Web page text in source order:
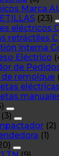
Marca
(23)
eléctricos
retráctiles
Interna
Eléctrico
de
de remolque
(3)
(2)
(1)